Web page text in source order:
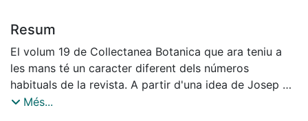
Resum
El volum 19 de Collectanea Botanica que ara teniu a
les mans té un caracter diferent deIs números
habituals de la revista. A partir d'una idea de Josep M.
Montserrat, hem aplegat un conjunt d'articles que
Més...